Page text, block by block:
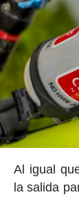
Al igual
la salida